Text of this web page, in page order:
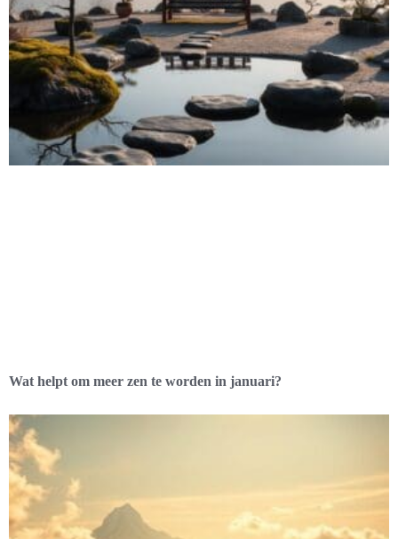
Wat helpt om meer zen te worden in januari?